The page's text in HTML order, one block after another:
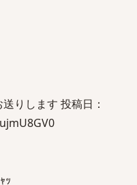
りします 投稿日：